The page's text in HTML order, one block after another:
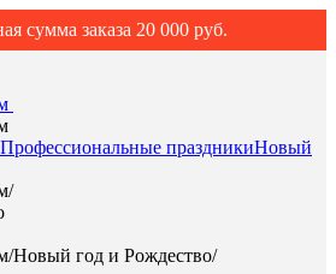
сумма заказа 20 000 руб.
Профессиональные праздникиНовый
/
/Новый год и Рождество/